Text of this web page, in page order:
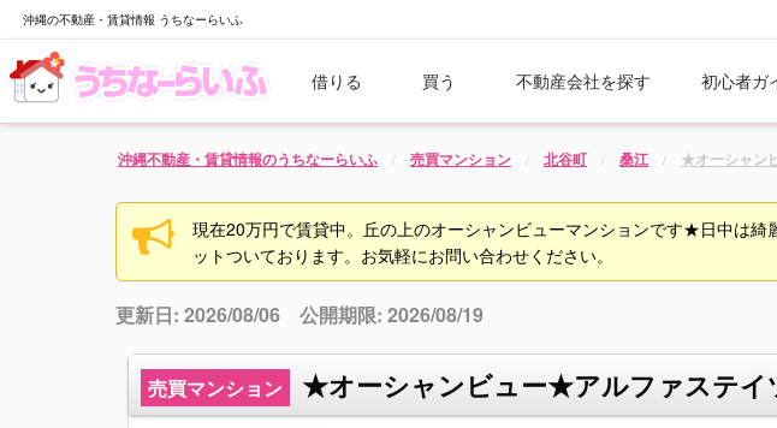
沖縄の不動産・賃貸情報 うちなーらいふ
借りる 買う 不動産会社を探す 初心者ガ
沖縄不動産・賃貸情報のうちなーらいふ 売買マンション 北谷町 桑江 ★オーシャン
現在20万円で賃貸中。丘の上のオーシャンビューマンションです★日中は
ットついております。お気軽にお問い合わせください。
更新日: 2026/08/06 公開期限: 2026/08/19
売買マンション ★オーシャンビュー★アルファステイ